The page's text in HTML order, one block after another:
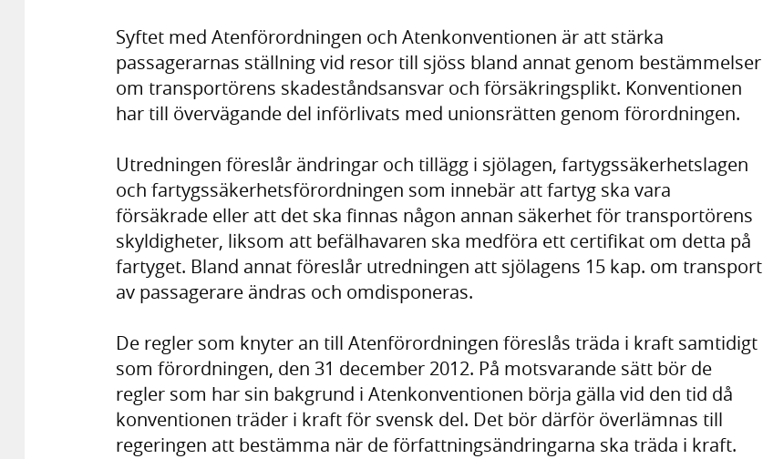
Syftet med Atenförordningen och Atenkonventionen är att stärka
passagerarnas ställning vid resor till sjöss bland annat genom bestämmelser
om transportörens skadeståndsansvar och försäkringsplikt. Konventionen
har till övervägande del införlivats med unionsrätten genom förordningen.
Utredningen föreslår ändringar och tillägg i sjölagen, fartygssäkerhetslagen
och fartygssäkerhetsförordningen som innebär att fartyg ska vara
försäkrade eller att det ska finnas någon annan säkerhet för transportörens
skyldigheter, liksom att befälhavaren ska medföra ett certifikat om detta på
fartyget. Bland annat föreslår utredningen att sjölagens 15 kap. om transport
av passagerare ändras och omdisponeras.
De regler som knyter an till Atenförordningen föreslås träda i kraft samtidigt
som förordningen, den 31 december 2012. På motsvarande sätt bör de
regler som har sin bakgrund i Atenkonventionen börja gälla vid den tid då
konventionen träder i kraft för svensk del. Det bör därför överlämnas till
regeringen att bestämma när de författningsändringarna ska träda i kraft.